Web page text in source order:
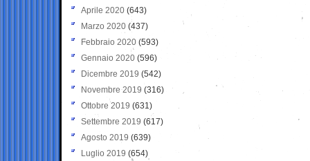
Aprile 2020 (643)
Marzo 2020 (437)
Febbraio 2020 (593)
Gennaio 2020 (596)
Dicembre 2019 (542)
Novembre 2019 (316)
Ottobre 2019 (631)
Settembre 2019 (617)
Agosto 2019 (639)
Luglio 2019 (654)